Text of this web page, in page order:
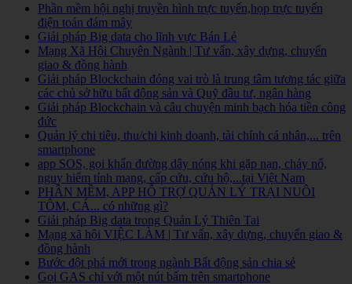
Phần mềm hội nghị truyền hình trực tuyến,họp trực tuyến
điện toán đám mây
Giải pháp Big data cho lĩnh vực Bán Lẻ
Mạng Xã Hội Chuyên Ngành | Tư vấn, xây dựng, chuyển
giao & đồng hành
Giải pháp Blockchain đóng vai trò là trung tâm tương tác giữa
các chủ sở hữu bất động sản và Quỹ đầu tư, ngân hàng
Giải pháp Blockchain và câu chuyện minh bạch hóa tiền công
đức
Quản lý chi tiêu, thu/chi kinh doanh, tài chính cá nhân,... trên
smartphone
app SOS, gọi khẩn đường dây nóng khi gặp nạn, cháy nổ,
nguy hiểm tính mạng, cấp cứu, cứu hộ,...tại Việt Nam
PHẦN MỀM, APP HỖ TRỢ QUẢN LÝ TRẠI NUÔI
TÔM, CÁ... có những gì?
Giải pháp Big data trong Quản Lý Thiên Tai
Mạng xã hội VIỆC LÀM | Tư vấn, xây dựng, chuyển giao &
đồng hành
Bước đột phá mới trong ngành Bất động sản chia sẻ
Gọi GAS chỉ với một nút bấm trên smartphone